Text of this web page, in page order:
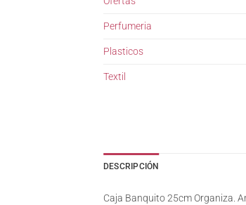
Perfumeria
Plasticos
Textil
DESCRIPCIÓN
Caja Banquito 25cm Organiza.